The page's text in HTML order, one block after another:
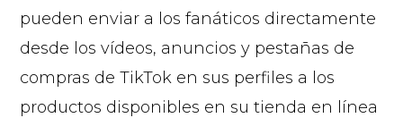
pueden enviar a los fanáticos directamente
desde los vídeos, anuncios y pestañas de
compras de TikTok en sus perfiles a los
productos disponibles en su tienda en línea